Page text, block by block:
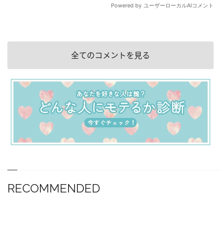
全てのコメントを見る
RECOMMENDED